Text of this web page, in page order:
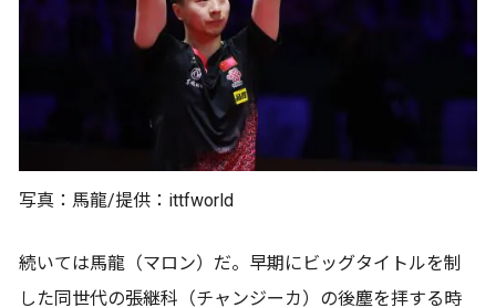
写真：馬龍/提供：ittfworld
続いては馬龍（マロン）だ。早期にビッグタイトルを制
した同世代の張継科（チャンジーカ）の後塵を拝する時